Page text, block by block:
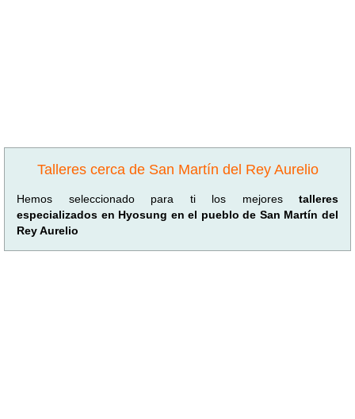
Talleres cerca de San Martín del Rey Aurelio
Hemos seleccionado para ti los mejores talleres
especializados en Hyosung en el pueblo de San Martín del
Rey Aurelio